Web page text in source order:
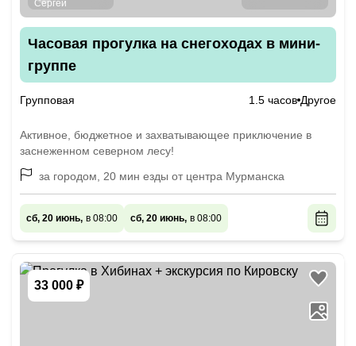
Часовая прогулка на снегоходах в мини-
группе
Групповая 1.5 часов Другое
Активное, бюджетное и захватывающее приключение в
заснеженном северном лесу!
за городом, 20 мин езды от центра Мурманска
сб, 20 июнь, в 08:00 сб, 20 июнь, в 08:00
33 000 ₽